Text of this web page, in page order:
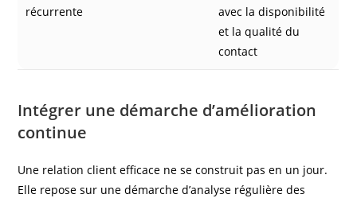
récurrente
avec la disponibilité
et la qualité du
contact
Intégrer une démarche d’amélioration
continue
Une relation client efficace ne se construit pas en un jour.
Elle repose sur une démarche d’analyse régulière des